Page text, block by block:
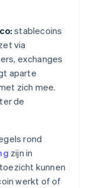
stablecoins
via
exchanges
aparte
zich mee.
de
rond
zijn in
kunnen
werkt of of